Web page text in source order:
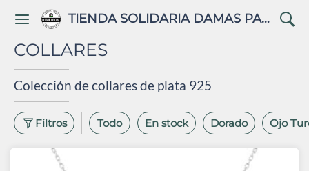
TIENDA SOLIDARIA DAMAS PALESTINAS
COLLARES
Filtros Todo En stock Dorado Ojo